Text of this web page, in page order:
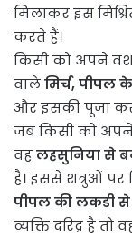
मिलाकर इस
करते हैं।
किसी को अपने
वालेमिर्च, पीपल
और इसकी पूजा
जब किसी को अपने
वहलहसुनिया से
है। इससे शत्रुओं पर
पीपल की लकडी से
व्यक्ति दरिद्र है